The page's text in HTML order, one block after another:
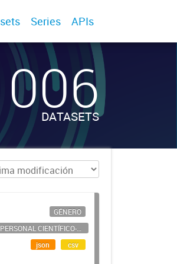
Series APIs
006
DATASETS
GÉNERO
PERSONAL CIENTÍFICO-TECNOLÓGICO
json
csv